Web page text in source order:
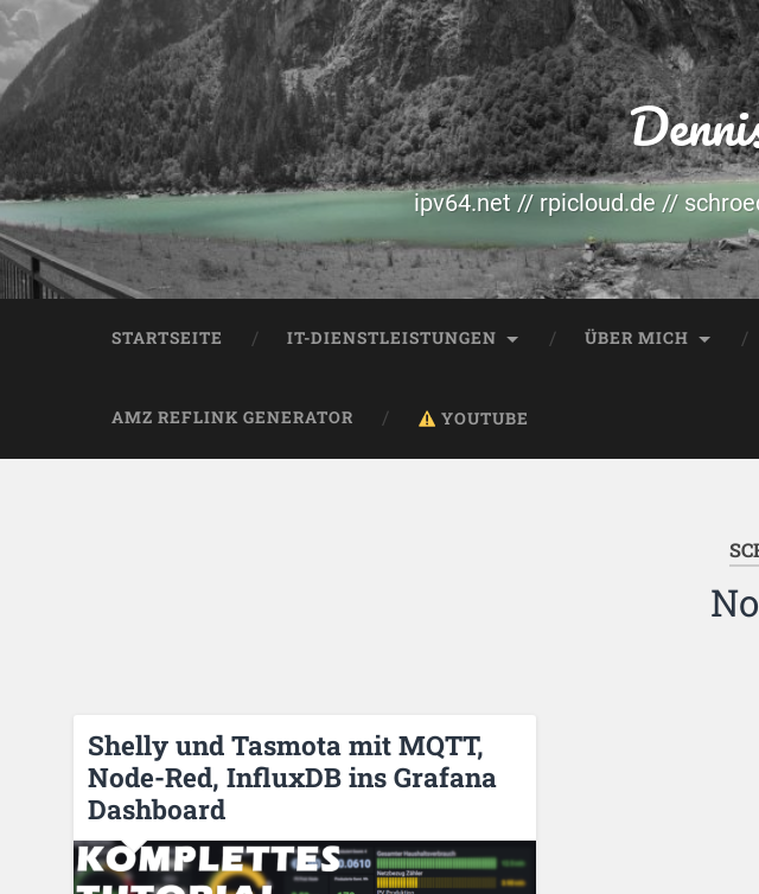
ipv64.net // rpicloud.de //
STARTSEITE IT-DIENSTLEISTUNGEN ÜBER MICH
AMZ REFLINK GENERATOR YOUTUBE
Shelly und Tasmota mit MQTT,
Node-Red, InfluxDB ins Grafana
Dashboard